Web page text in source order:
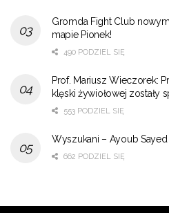
Gromda Fight Club
mapie Pionek!
490 PODZIEL SIĘ
Prof. Mariusz Wieczorek:
klęski żywiołowej zostały
553 PODZIEL SIĘ
Wyszukani – Ayoub Sayed
662 PODZIEL SIĘ